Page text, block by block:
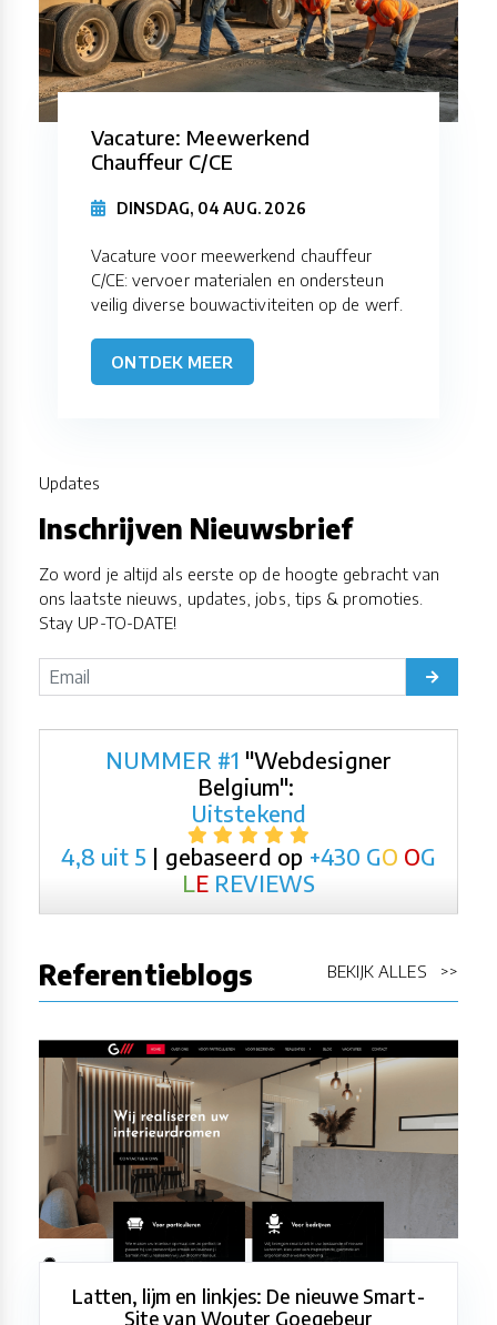
Vacature: Meewerkend
Chauffeur C/CE
DINSDAG, 04 AUG. 2026
Vacature voor meewerkend chauffeur
C/CE: vervoer materialen en ondersteun
veilig diverse bouwactiviteiten op de werf.
ONTDEK MEER
Updates
Inschrijven Nieuwsbrief
Zo word je altijd als eerste op de hoogte gebracht van
ons laatste nieuws, updates, jobs, tips & promoties.
Stay UP-TO-DATE!
NUMMER #1 "Webdesigner
Belgium":
Uitstekend
4,8 uit 5 | gebaseerd op +430 GO OG
LE REVIEWS
Referentieblogs BEKIJK ALLES >>
Latten, lijm en linkjes: De nieuwe Smart-
Site van Wouter Goegebeur